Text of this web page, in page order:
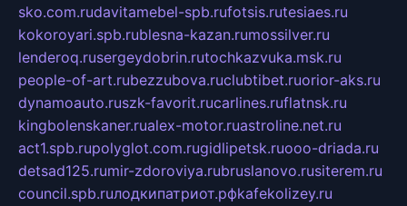
sko.com.rudavitamebel-spb.rufotsis.rutesiaes.ru
kokoroyari.spb.rublesna-kazan.rumossilver.ru
lenderoq.rusergeydobrin.rutochkazvuka.msk.ru
people-of-art.rubezzubova.ruclubtibet.ruorior-aks.ru
dynamoauto.ruszk-favorit.rucarlines.ruflatnsk.ru
kingbolenskaner.rualex-motor.ruastroline.net.ru
act1.spb.rupolyglot.com.rugidlipetsk.ruooo-driada.ru
detsad125.rumir-zdoroviya.rubruslanovo.rusiterem.ru
council.spb.ruлодкипатриот.рфkafekolizey.ru